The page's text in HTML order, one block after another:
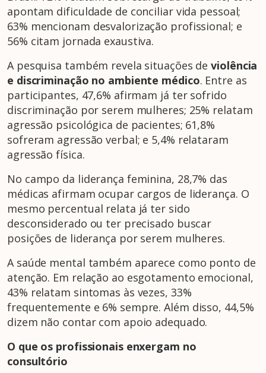
apontam dificuldade de conciliar vida pessoal;
63% mencionam desvalorização profissional; e
56% citam jornada exaustiva.
A pesquisa também revela situações deviolência
e discriminação no ambiente médico. Entre as
participantes, 47,6% afirmam já ter sofrido
discriminação por serem mulheres; 25% relatam
agressão psicológica de pacientes; 61,8%
sofreram agressão verbal; e 5,4% relataram
agressão física.
No campo da liderança feminina, 28,7% das
médicas afirmam ocupar cargos de liderança. O
mesmo percentual relata já ter sido
desconsiderado ou ter precisado buscar
posições de liderança por serem mulheres.
A saúde mental também aparece como ponto de
atenção. Em relação ao esgotamento emocional,
43% relatam sintomas às vezes, 33%
frequentemente e 6% sempre. Além disso, 44,5%
dizem não contar com apoio adequado.
O que os profissionais enxergam no
consultório